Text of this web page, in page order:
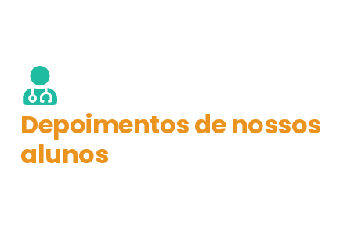
Depoimentos de nossos
alunos